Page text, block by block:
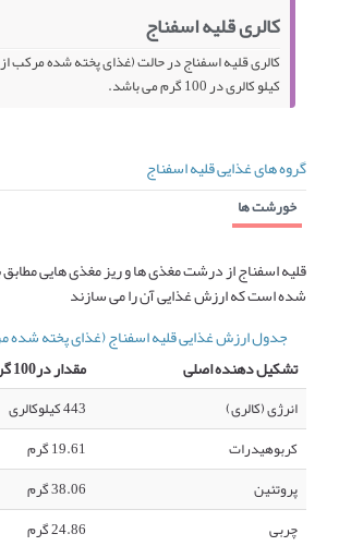
تماس با ما
کالری قلیه اسفناج
کیلو کالری در 100 گرم می باشد.
گروه های غذایی قلیه اسفناج
خورشت ها
قلیه اسفناج از درشت مغذی ها و ریز مغذی هایی
شده است که ارزش غذایی آن را می سازند
جدول ارزش غذایی قلیه اسفناج (غذای پخته شده
تشکیل دهنده اصلی
مقدار در100 گرم
انرژی (کالری)
443 کیلوکالری
کربوهیدرات
19.61 گرم
پروتئین
38.06 گرم
چربی
24.86 گرم